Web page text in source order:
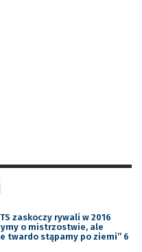
zaskoczy rywali w 2016
o mistrzostwie, ale
twardo stąpamy po ziemi” 6